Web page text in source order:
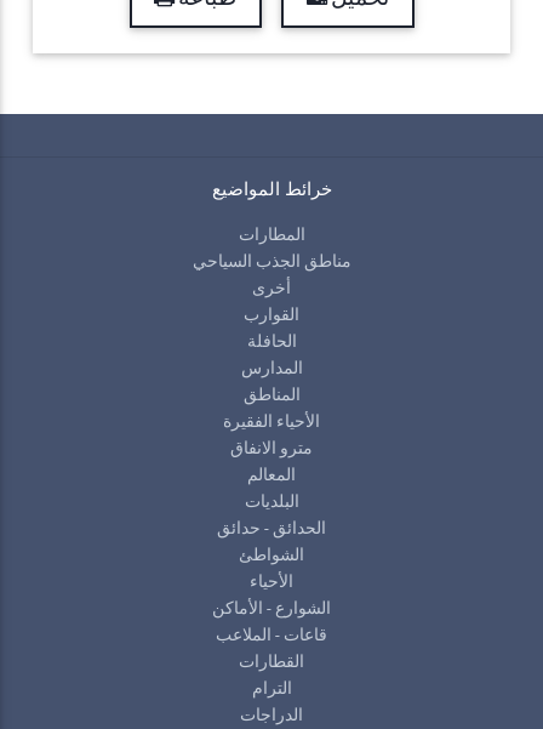
خرائط المواضيع
المطارات
مناطق الجذب السياحي
أخرى
القوارب
الحافلة
المدارس
المناطق
الأحياء الفقيرة
مترو الانفاق
المعالم
البلديات
الحدائق - حدائق
الشواطئ
الأحياء
الشوارع - الأماكن
قاعات - الملاعب
القطارات
الترام
الدراجات